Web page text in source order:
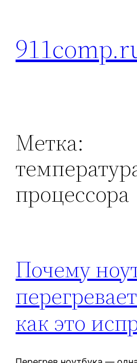
содержимому
Метка:
процессора
Почему
как это